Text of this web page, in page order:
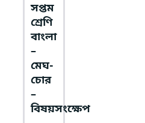
সপ্তম
শ্রেণি
বাংলা
–
মেঘ-
চোর
–
বিষয়সংক্ষেপ